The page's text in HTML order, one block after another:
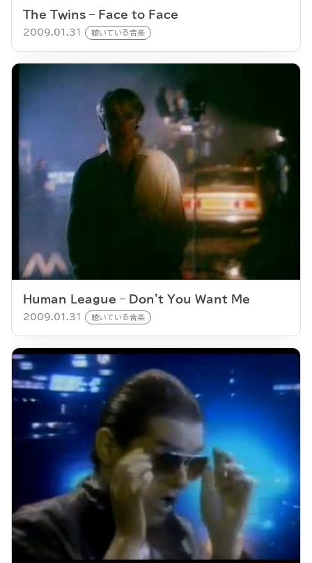
The Twins – Face to Face
2009.01.31 聴いている音楽
Human League – Don't You Want Me
2009.01.31 聴いている音楽